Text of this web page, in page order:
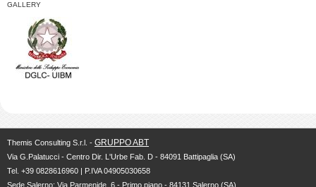
GALLERY
Themis Consulting S.r.l. - GRUPPO ABT
Via G.Palatucci - Centro Dir. L'Urbe Fab. D - 84091 Battipaglia (SA)
Tel. +39 0828616960 | P.IVA 04905030658
Sede Salerno: Via Parmenide, 6 - Primo piano - 84131 Salerno (SA)